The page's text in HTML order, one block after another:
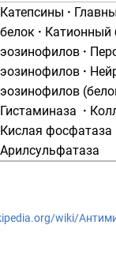
Катепсины ·
белок · Катионный
эозинофилов ·
эозинофилов ·
эозинофилов (
Гистаминаза ·
Кислая фосфатаза
Арилсульфатаза
wiki/